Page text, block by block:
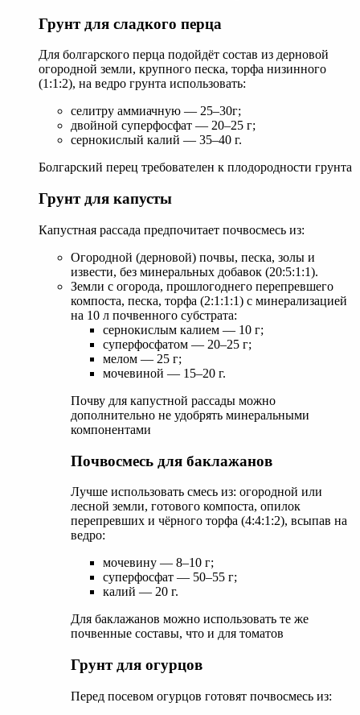
Грунт для сладкого перца
Для болгарского перца подойдёт состав из дерновой
огородной земли, крупного песка, торфа низинного
(1:1:2), на ведро грунта использовать:
селитру аммиачную — 25–30г;
двойной суперфосфат — 20–25 г;
сернокислый калий — 35–40 г.
Болгарский перец требователен к плодородности грунта
Грунт для капусты
Капустная рассада предпочитает почвосмесь из:
Огородной (дерновой) почвы, песка, золы и
извести, без минеральных добавок (20:5:1:1).
Земли с огорода, прошлогоднего перепревшего
компоста, песка, торфа (2:1:1:1) с минерализацией
на 10 л почвенного субстрата:
сернокислым калием — 10 г;
суперфосфатом — 20–25 г;
мелом — 25 г;
мочевиной — 15–20 г.
Почву для капустной рассады можно
дополнительно не удобрять минеральными
компонентами
Почвосмесь для баклажанов
Лучше использовать смесь из: огородной или
лесной земли, готового компоста, опилок
перепревших и чёрного торфа (4:4:1:2), всыпав на
ведро:
мочевину — 8–10 г;
суперфосфат — 50–55 г;
калий — 20 г.
Для баклажанов можно использовать те же
почвенные составы, что и для томатов
Грунт для огурцов
Перед посевом огурцов готовят почвосмесь из: